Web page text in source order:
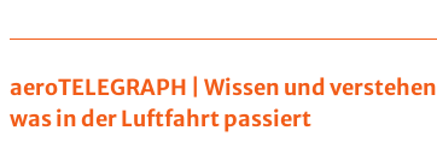
aeroTELEGRAPH | Wissen und
was in der Luftfahrt passiert